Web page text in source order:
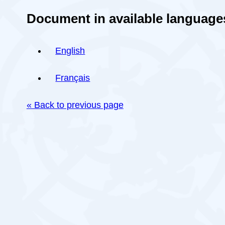
Document in available
English
Français
« Back to previous page